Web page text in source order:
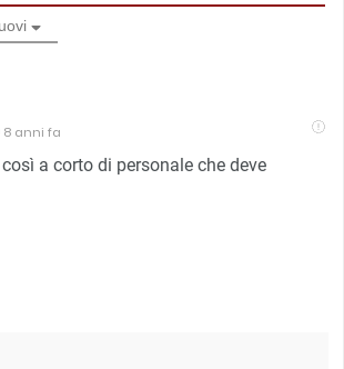
8 anni fa
a corto di personale che deve